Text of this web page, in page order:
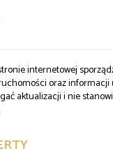
internetowej
oraz informacji
aktualizacji i nie